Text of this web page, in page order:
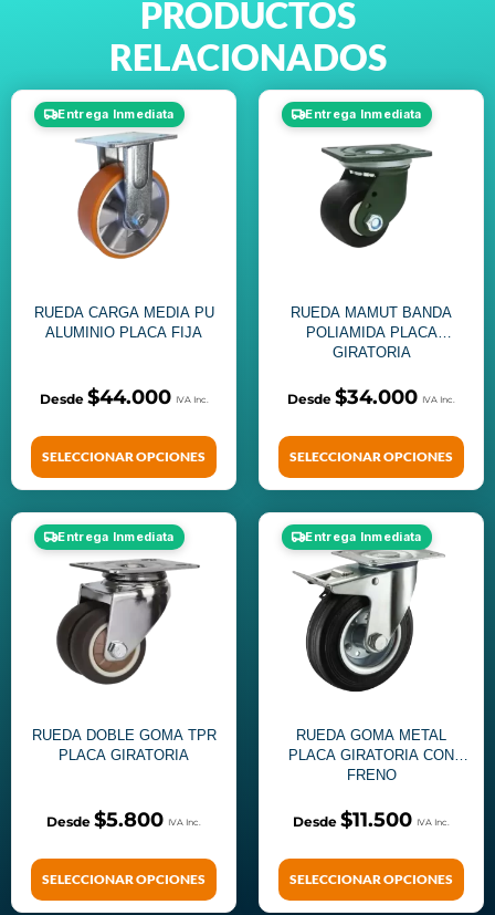
PRODUCTOS
RELACIONADOS
Entrega Inmediata
RUEDA CARGA MEDIA PU
ALUMINIO PLACA FIJA
$44.000
SELECCIONAR OPCIONES
Entrega Inmediata
RUEDA MAMUT BANDA
POLIAMIDA PLACA
GIRATORIA
$34.000
SELECCIONAR OPCIONES
Entrega Inmediata
RUEDA DOBLE GOMA TPR
PLACA GIRATORIA
$5.800
SELECCIONAR OPCIONES
Entrega Inmediata
RUEDA GOMA METAL
PLACA GIRATORIA CON
FRENO
$11.500
SELECCIONAR OPCIONES